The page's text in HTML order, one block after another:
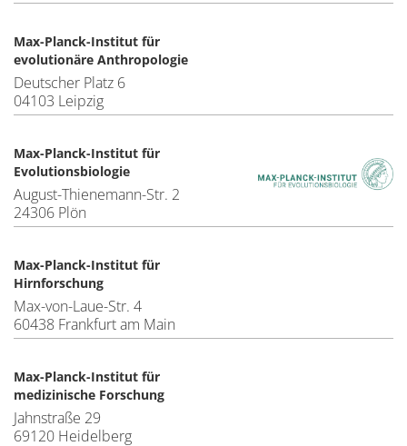
Max-Planck-Institut für
evolutionäre Anthropologie
Deutscher Platz 6
04103 Leipzig
Max-Planck-Institut für
Evolutionsbiologie
August-Thienemann-Str. 2
24306 Plön
Max-Planck-Institut für
Hirnforschung
Max-von-Laue-Str. 4
60438 Frankfurt am Main
Max-Planck-Institut für
medizinische Forschung
Jahnstraße 29
69120 Heidelberg